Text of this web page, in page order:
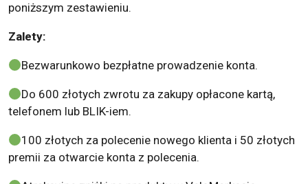
poniższym zestawieniu.
Zalety:
Bezwarunkowo bezpłatne prowadzenie konta.
Do 600 złotych zwrotu za zakupy opłacone kartą,
telefonem lub BLIK-iem.
100 złotych za polecenie nowego klienta i 50 złotych
premii za otwarcie konta z polecenia.